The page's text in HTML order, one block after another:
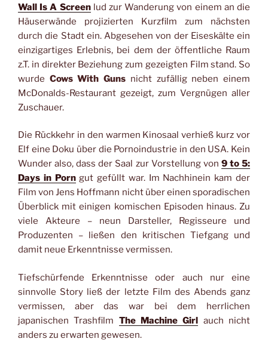
Wall Is A Screenlud zur Wanderung von einem an die
Häuserwände projizierten Kurzfilm zum nächsten
durch die Stadt ein. Abgesehen von der Eiseskälte ein
einzigartiges Erlebnis, bei dem der öffentliche Raum
z.T. in direkter Beziehung zum gezeigten Film stand. So
wurde Cows With Guns nicht zufällig neben einem
McDonalds-Restaurant gezeigt, zum Vergnügen aller
Zuschauer.
Die Rückkehr in den warmen Kinosaal verhieß kurz vor
Elf eine Doku über die Pornoindustrie in den USA. Kein
Wunder also, dass der Saal zur Vorstellung von 9 to 5:
Days in Porngut gefüllt war. Im Nachhinein kam der
Film von Jens Hoffmann nicht über einen sporadischen
Überblick mit einigen komischen Episoden hinaus. Zu
viele Akteure – neun Darsteller, Regisseure und
Produzenten – ließen den kritischen Tiefgang und
damit neue Erkenntnisse vermissen.
Tiefschürfende Erkenntnisse oder auch nur eine
sinnvolle Story ließ der letzte Film des Abends ganz
vermissen, aber das war bei dem herrlichen
japanischen Trashfilm The Machine Girl auch nicht
anders zu erwarten gewesen.